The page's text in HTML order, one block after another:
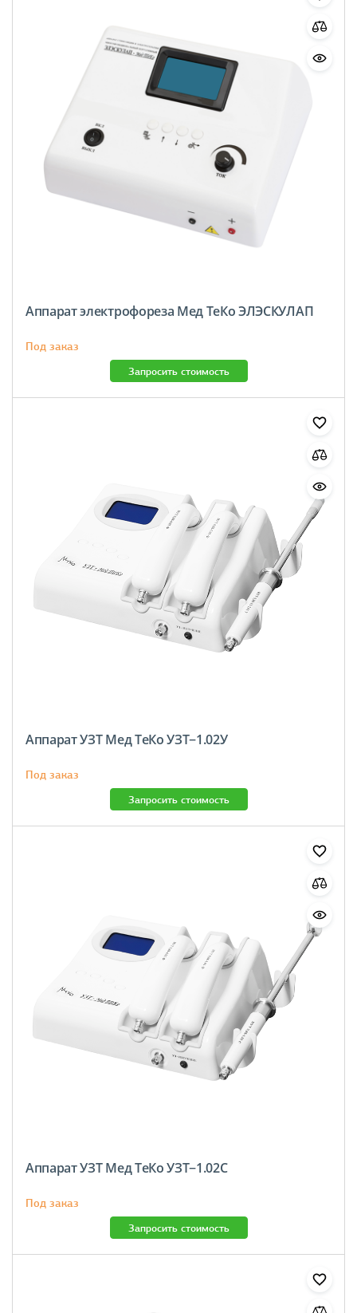
Аппарат электрофореза Мед ТеКо ЭЛЭСКУЛАП
Под заказ
Запросить стоимость
Аппарат УЗТ Мед ТеКо УЗТ−1.02У
Под заказ
Запросить стоимость
Аппарат УЗТ Мед ТеКо УЗТ−1.02С
Под заказ
Запросить стоимость